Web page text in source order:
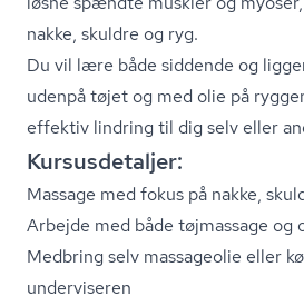
nakke, skuldre og ryg.
Du vil lære både siddende og
udenpå tøjet og med olie på
effektiv lindring til dig selv eller
Kursusdetaljer:
Massage med fokus på nakke,
Arbejde med både tøjmassage og
Medbring selv massageolie eller
underviseren